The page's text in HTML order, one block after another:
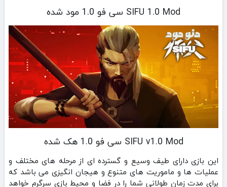
SIFU 1.0 Mod سی فو 1.0 مود شده
SIFU v1.0 Mod سی فو 1.0 هک شده
این بازی دارای طیف وسیع و گسترده ای از مرحله های مختلف و
عملیات ها و ماموریت های متنوع و هیجان انگیزی می باشد که
برای مدت زمان طولانی شما را در فضا و محیط بازی سرگرم خواهد